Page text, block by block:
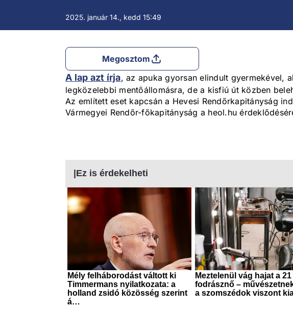
2025. január 14., kedd 15:49
Megosztom
A lap azt írja, az apuka gyorsan elindult gyermekével,
legközelebbi mentőállomásra, de a kisfiú út közben
Az említett eset kapcsán a Hevesi Rendőrkapitányság
Vármegyei Rendőr-főkapitányság a heol.hu